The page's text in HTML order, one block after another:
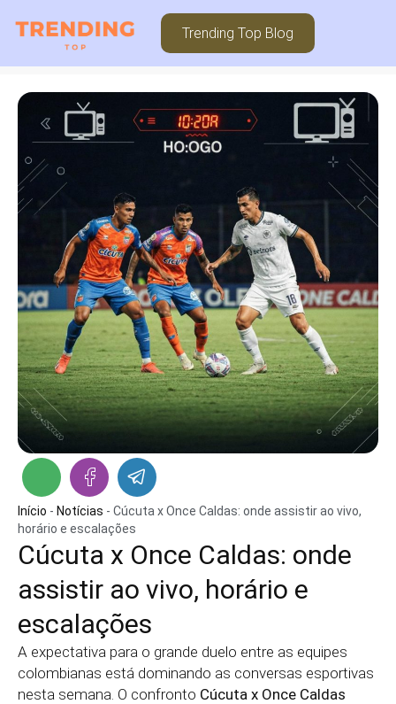
Trending Top Blog
Início - Notícias - Cúcuta x Once Caldas: onde assistir ao vivo,
horário e escalações
Cúcuta x Once Caldas: onde
assistir ao vivo, horário e
escalações
A expectativa para o grande duelo entre as equipes
colombianas está dominando as conversas esportivas
nesta semana. O confronto Cúcuta x Once Caldas